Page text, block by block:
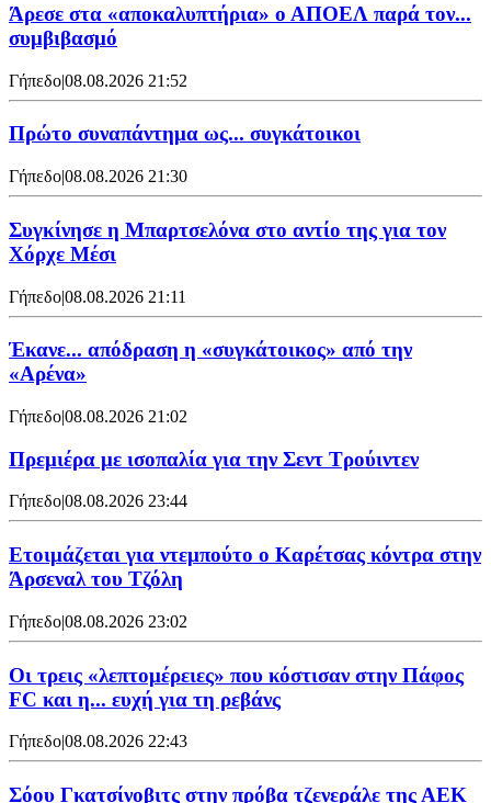
Άρεσε στα «αποκαλυπτήρια» ο ΑΠΟΕΛ παρά τον...
συμβιβασμό
Γήπεδο|08.08.2026 21:52
Πρώτο συναπάντημα ως... συγκάτοικοι
Γήπεδο|08.08.2026 21:30
Συγκίνησε η Μπαρτσελόνα στο αντίο της για τον
Χόρχε Μέσι
Γήπεδο|08.08.2026 21:11
Έκανε... απόδραση η «συγκάτοικος» από την
«Αρένα»
Γήπεδο|08.08.2026 21:02
Πρεμιέρα με ισοπαλία για την Σεντ Τρούιντεν
Γήπεδο|08.08.2026 23:44
Ετοιμάζεται για ντεμπούτο ο Καρέτσας κόντρα στην
Άρσεναλ του Τζόλη
Γήπεδο|08.08.2026 23:02
Οι τρεις «λεπτομέρειες» που κόστισαν στην Πάφος
FC και η... ευχή για τη ρεβάνς
Γήπεδο|08.08.2026 22:43
Σόου Γκατσίνοβιτς στην πρόβα τζενεράλε της ΑΕΚ